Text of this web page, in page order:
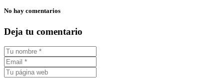
No hay comentarios
Deja tu comentario